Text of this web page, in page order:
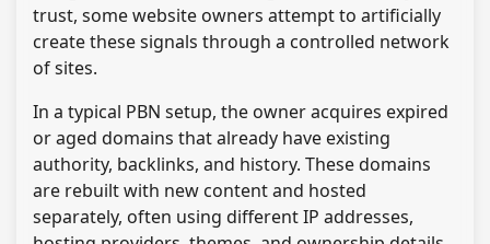
trust, some website owners attempt to artificially
create these signals through a controlled network
of sites.
In a typical PBN setup, the owner acquires expired
or aged domains that already have existing
authority, backlinks, and history. These domains
are rebuilt with new content and hosted
separately, often using different IP addresses,